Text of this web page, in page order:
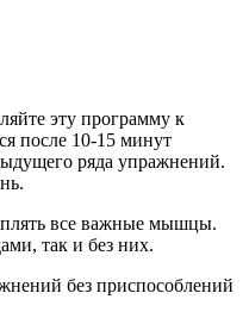
эту программу к
после 10-15 минут
ряда упражнений.
все важные мышцы.
так и без них.
без приспособлений